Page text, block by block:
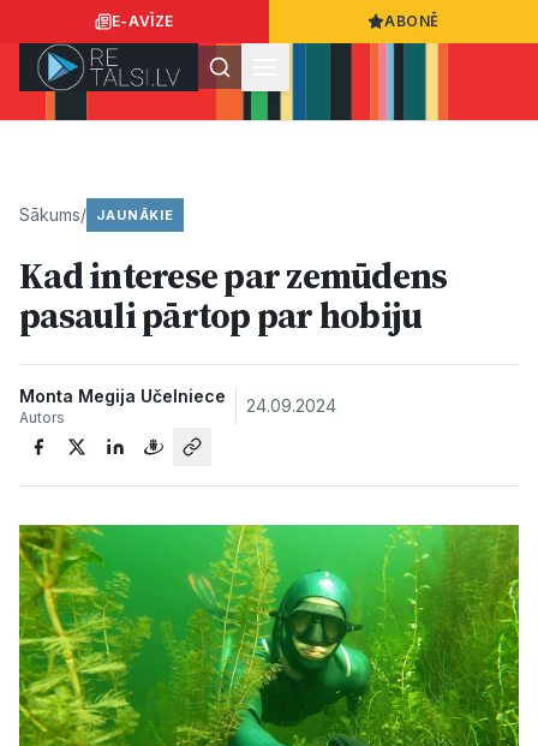
E-AVĪZE ABONĒ
Ziņas
Dzīvesstils
Kultūra
Bizness
Video
Sākums/ JAUNĀKIE
Kad interese par zemūdens
pasauli pārtop par hobiju
Monta Megija Učelniece
Autors
24.09.2024